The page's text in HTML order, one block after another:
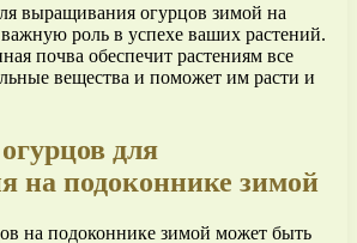
выращивания огурцов зимой на
роль в успехе ваших растений.
почва обеспечит растениям все
вещества и поможет им расти и
для
на подоконнике зимой
на подоконнике зимой может быть